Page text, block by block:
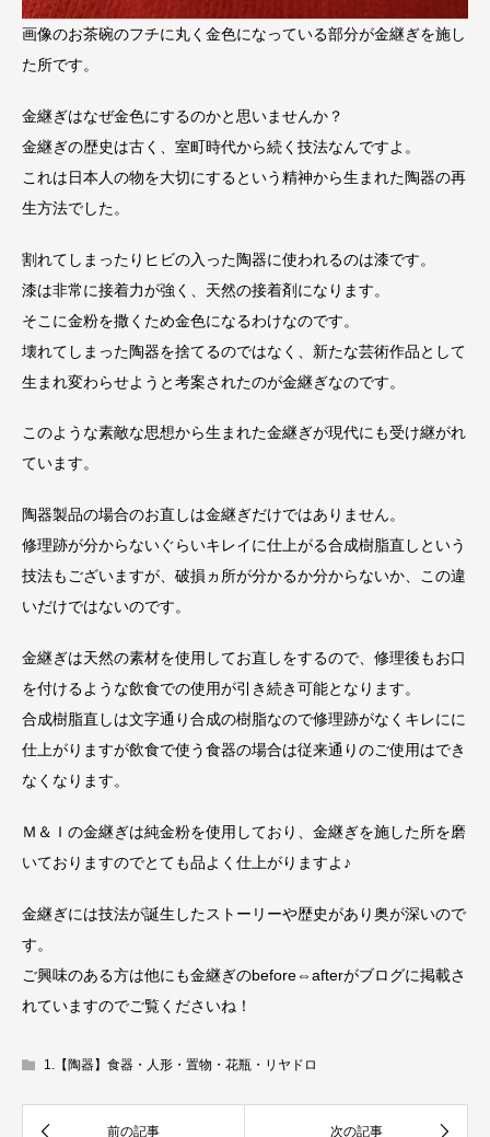
画像のお茶碗のフチに丸く金色になっている部分が金継ぎを施し
た所です。
金継ぎはなぜ金色にするのかと思いませんか？
金継ぎの歴史は古く、室町時代から続く技法なんですよ。
これは日本人の物を大切にするという精神から生まれた陶器の再
生方法でした。
割れてしまったりヒビの入った陶器に使われるのは漆です。
漆は非常に接着力が強く、天然の接着剤になります。
そこに金粉を撒くため金色になるわけなのです。
壊れてしまった陶器を捨てるのではなく、新たな芸術作品として
生まれ変わらせようと考案されたのが金継ぎなのです。
このような素敵な思想から生まれた金継ぎが現代にも受け継がれ
ています。
陶器製品の場合のお直しは金継ぎだけではありません。
修理跡が分からないぐらいキレイに仕上がる合成樹脂直しという
技法もございますが、破損ヵ所が分かるか分からないか、この違
いだけではないのです。
金継ぎは天然の素材を使用してお直しをするので、修理後もお口
を付けるような飲食での使用が引き続き可能となります。
合成樹脂直しは文字通り合成の樹脂なので修理跡がなくキレにに
仕上がりますが飲食で使う食器の場合は従来通りのご使用はでき
なくなります。
Ｍ＆Ｉの金継ぎは純金粉を使用しており、金継ぎを施した所を磨
いておりますのでとても品よく仕上がりますよ♪
金継ぎには技法が誕生したストーリーや歴史があり奥が深いので
す。
ご興味のある方は他にも金継ぎのbefore⇔afterがブログに掲載さ
れていますのでご覧くださいね！
1.【陶器】食器・人形・置物・花瓶・リヤドロ